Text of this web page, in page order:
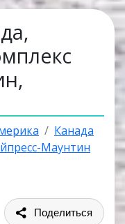
Канада
Маунтин
Поделиться